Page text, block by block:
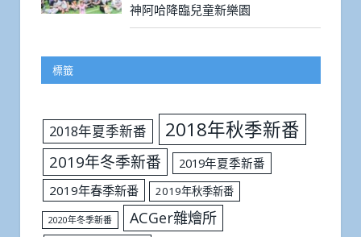
神阿哈降臨兒童新樂園
標籤
2018年夏季新番 2018年秋季新番
2019年冬季新番
2019年夏季新番
2019年春季新番
2019年秋季新番
2020年冬季新番 ACGer雜燴所